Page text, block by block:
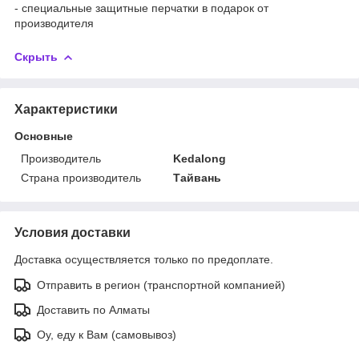
- специальные защитные перчатки в подарок от
производителя
Скрыть
Характеристики
Основные
Производитель
Kedalong
Страна производитель
Тайвань
Условия доставки
Доставка осуществляется только по предоплате.
Отправить в регион (транспортной компанией)
Доставить по Алматы
Оу, еду к Вам (самовывоз)